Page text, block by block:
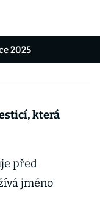
2025
která
před
jméno